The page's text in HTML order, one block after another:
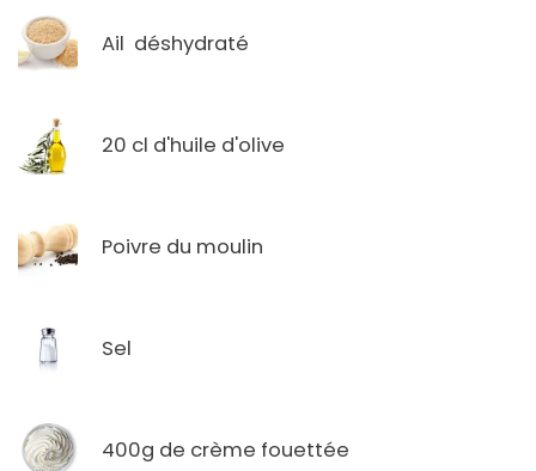
Ail déshydraté
20 cl d'huile d'olive
Poivre du moulin
Sel
400g de crème fouettée